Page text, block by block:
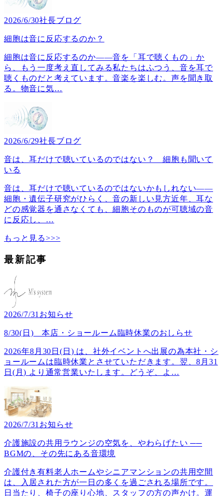
2026/6/30社長ブログ
細胞は音に反応するのか？
細胞は音に反応するのか――音を「耳で聴くもの」か
ら、もう一度考え直してみる私たちはふつう、音を耳で
聴くものだと考えています。音楽を楽しむ。声を聞き取
る。物音に気…
2026/6/29社長ブログ
音は、耳だけで聴いているのではない？ 細胞も聞いて
いる
音は、耳だけで聴いているのではないかもしれない――
細胞・遺伝子研究がひらく、音の新しい見方近年、耳な
どの感覚器を通さなくても、細胞そのものが可聴域の音
に反応し、 …
もっと見る>>>
最新記事
2026/7/31 お知らせ
8/30(日) 本店・ショールーム臨時休業のおしらせ
2026年8月30日(日) は、社外イベントへ出展の為本社・シ
ョールームは臨時休業とさせていただきます。翌、8月31
日(月) より通常営業いたします。どうぞ、よ …
2026/7/31 お知らせ
介護施設の共用ラウンジの空気を、やわらげたい ──
BGMの、その先にある音環境
介護付き有料老人ホームやシニアマンションの共用空間
は、入居された方が一日の多くを過ごされる場所です。
日当たり、椅子の座り心地、スタッフの方の声かけ。運